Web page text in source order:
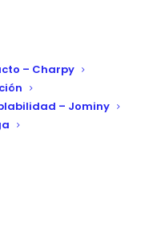
– Charpy
– Jominy
+